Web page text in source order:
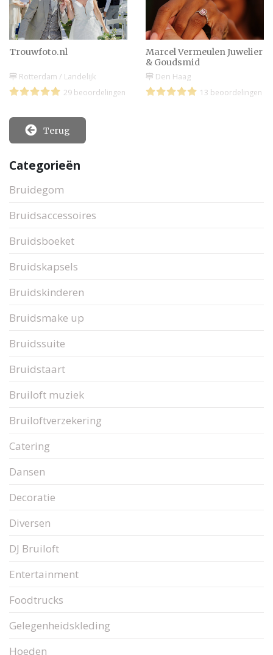
Terug
Categorieën
Bruidegom
Bruidsaccessoires
Bruidsboeket
Bruidskapsels
Bruidskinderen
Bruidsmake up
Bruidssuite
Bruidstaart
Bruiloft muziek
Bruiloftverzekering
Catering
Dansen
Decoratie
Diversen
DJ Bruiloft
Entertainment
Foodtrucks
Gelegenheidskleding
Hoeden
Trouwfoto.nl
Rotterdam / Landelijk
29 beoordelingen
Marcel Vermeulen Juwelier
& Goudsmid
Den Haag
13 beoordelingen